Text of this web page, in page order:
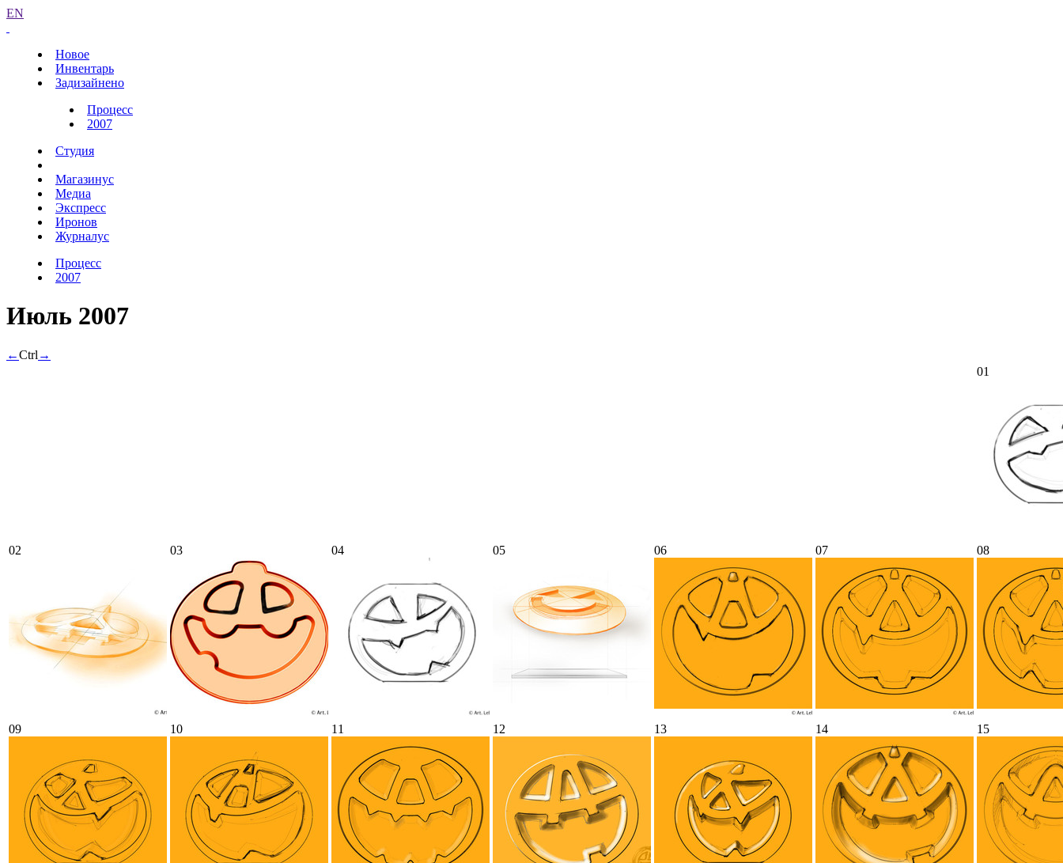
EN
Новое
Инвентарь
Задизайнено
Процесс
2007
Студия
Магазинус
Медиа
Экспресс
Иронов
Журналус
Процесс
2007
Июль 2007
←Ctrl →
01
02 03 04 05 06 07 08
09 10 11 12 13 14 15